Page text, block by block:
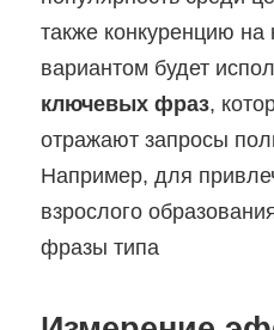
также конкуренцию
вариантом будет
ключевых фраз,
отражают запросы
Например, для
взрослого
фразы типа